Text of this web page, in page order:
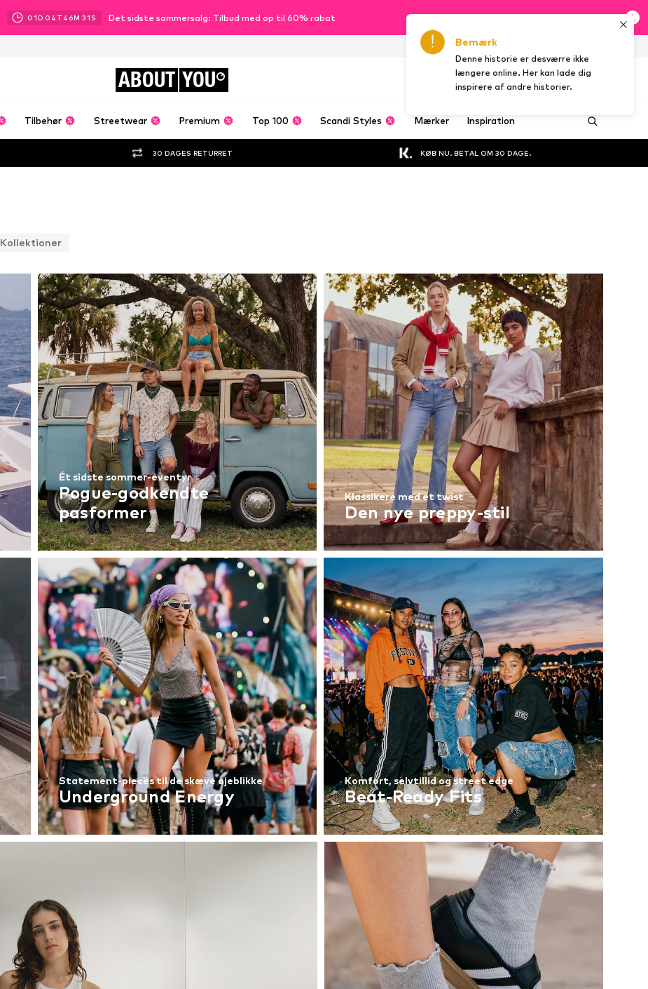
01D 04 T 46M 28 S Det sidste sommersalg: Tilbud med op til 60% rabat
ABOUT YOU
Tilbehør Streetwear Premium Top 100 Scandi Styles Mærker Inspiration
30 DAGES RETURRET KØB NU. BETAL OM 30 DAGE.
Kollektioner
Ét sidste sommer-eventyr
Pogue-godkendte
pasformer
Klassikere med et twist
Den nye preppy-stil
Statement-pieces til de skæve øjeblikke
Underground Energy
Komfort, selvtillid og street edge
Beat-Ready Fits
Bemærk
Denne historie er desværre ikke
længere online. Her kan lade dig
inspirere af andre historier.